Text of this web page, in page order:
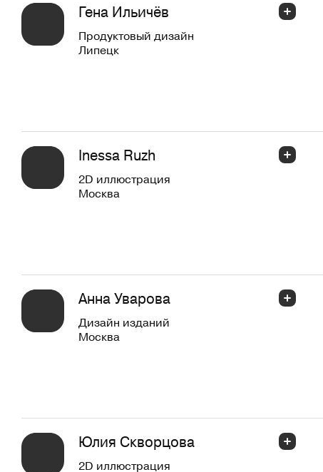
Гена Ильичёв
Продуктовый дизайн
Липецк
Inessa Ruzh
2D иллюстрация
Москва
Анна Уварова
Дизайн изданий
Москва
Юлия Скворцова
2D иллюстрация